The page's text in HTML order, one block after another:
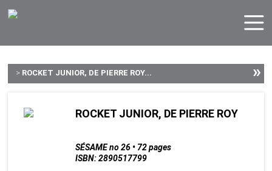
> ROCKET JUNIOR, DE PIERRE ROY... »
ROCKET JUNIOR, DE PIERRE ROY
SÉSAME no 26 • 72 pages
ISBN: 2890517799